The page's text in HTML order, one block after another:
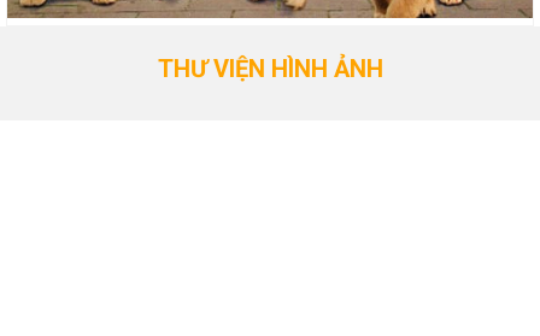
THƯ VIỆN HÌNH ẢNH